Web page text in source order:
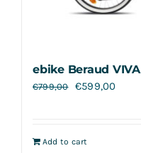
ebike Beraud
€799,00 €599,00
Add to cart